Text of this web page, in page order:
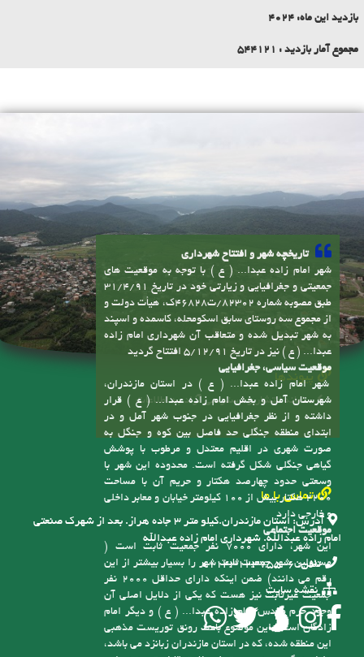
مجموع آمار بازدید : 544121
تاریخچه شهر و افتتاح شهرداری
شهر امام زاده عبدا... ( ع ) با توجه به موقعیت های
طبق مصوبه شماره 82302/ت46828ک، هیأت دولت و
از مجموع سه روستای سابق اسکومحله، کاسمده و اسپند
به شهر تبدیل شده و متعاقب آن شهرداری امام زاده
عبدا... ( ع ) نیز در تاریخ 5/12/91 افتتاح گردید
موقعیت سیاسی، جغرافیایی
شهر امام زاده عبدا... ( ع ) در استان مازندران،
شهرستان آمل و بخش امام زاده عبدا... ( ع ) قرار
داشته و از نظر جغرافیایی در جنوب شهر آمل و در
ابتدای منطقه جنگلی حد فاصل بین کوه و جنگل به
صورت شهری در اقلیم معتدل و مرطوب با پوشش
گیاهی جنگلی شکل گرفته است. محدوده این شهر با
وسعتی حدود چهارصد هکتار و حریم آن با مساحت
2200 هکتار بیش از 100 کیلومتر خیابان و معابر داخلی
و خارجی دارد
موقعیت اجتماعی
این شهر، دارای 7000 نفر جمعیت ثابت است (
مسئولین شهر جمعیت ثابت شهر را بسیار بیشتر از این
رقم می دانند) ضمن اینکه دارای حداقل 2000 نفر
جمعیت غیرثابت نیز هست که یکی از دلایل اصلی آن
وجود حرم مقدس امام زاده عبدا... ( ع ) و دیگر امام
زادگان است، این موضوع باعث رونق توریست مذهبی
این منطقه شده، که در استان مازندران زبانزد می باشد،
دلیل دیگر وجود جمعیت غیر ثابت قابل توجه در این
شهر، وجود شهرک صنعتی امام زاده عبدا... ( ع ) است
پیوندها
سامانه انتشار و دسترسی آزاد به اطلاعات
تماس با ما
آدرس:
استان مازندران.کیلو متر ۳ جاده هراز. بعد از شهرک صنعتی
امام زاده عبدالله. شهرداری امام زاده عبدالله
تلفن: 6-01143123755
نقشه سایت